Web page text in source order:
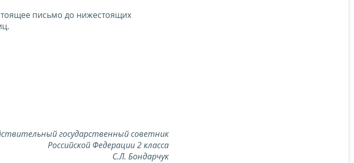
письмо до нижестоящих
государственный советник
Российской Федерации 2 класса
С.Л. Бондарчук